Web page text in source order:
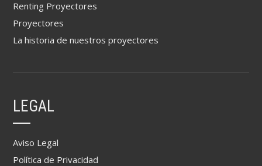
Renting Proyectores
Proyectores
La historia de nuestros proyectores
LEGAL
Aviso Legal
Política de Privacidad